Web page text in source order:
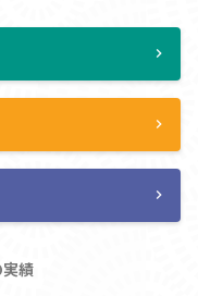
chevron_right
chevron_right
chevron_right
績